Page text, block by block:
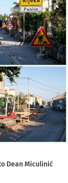
Dean Miculinić